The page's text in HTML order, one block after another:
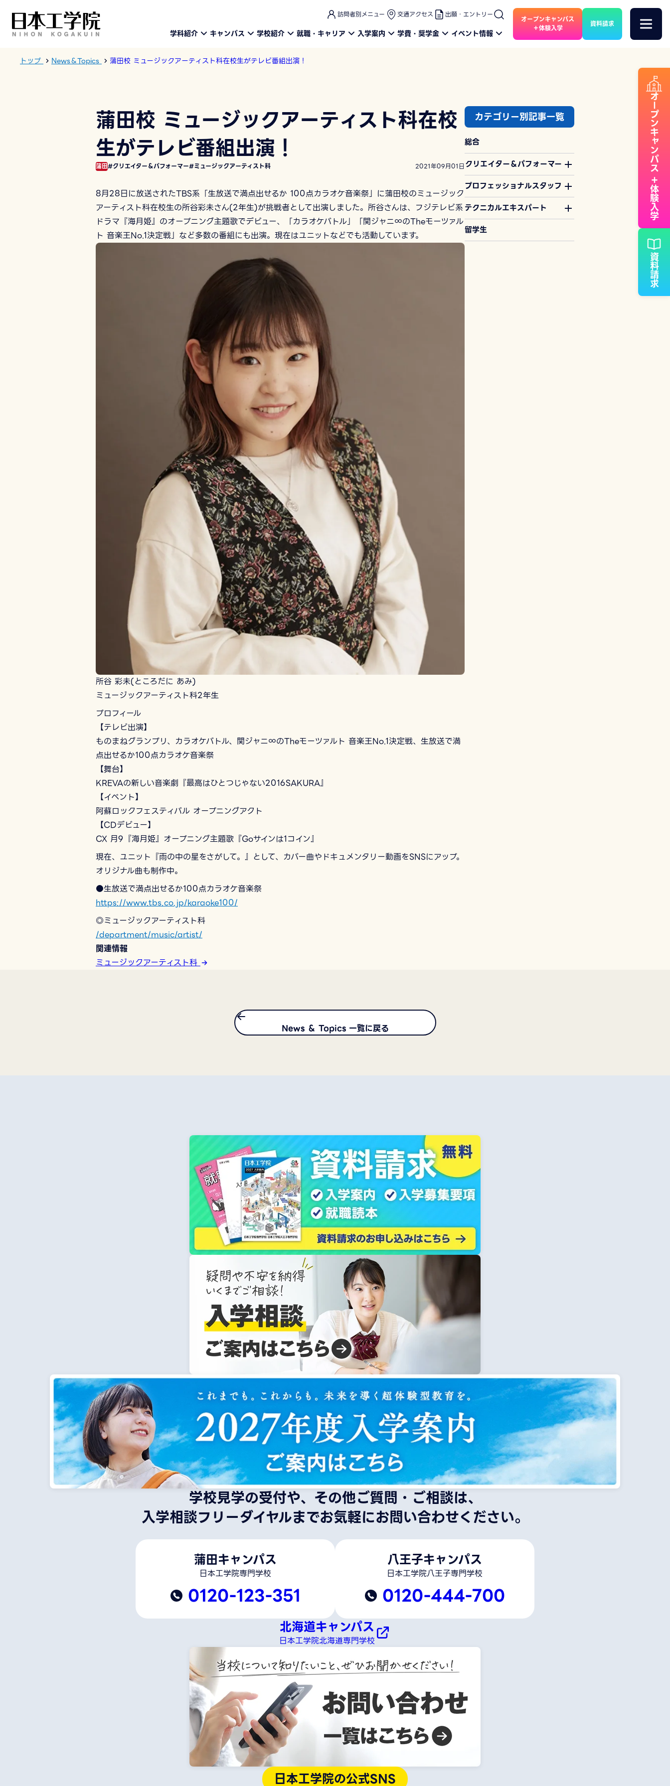
このページの本文へ
訪問者別メニュー 交通アクセス 出願・エントリー
学科紹介 キャンパス 学校紹介 就職・キャリア 入学案内 学費・奨学金 イベント情報
オープンキャンパス
＋体験入学
資料請求
トップ News＆Topics 蒲田校 ミュージックアーティスト科在校生がテレビ番組出演！
蒲田校 ミュージックアーティスト科在校
生がテレビ番組出演！
蒲田#クリエイター＆パフォーマー#ミュージックアーティスト科 2021年09月01日
8月28日に放送されたTBS系「生放送で満点出せるか 100点カラオケ音楽祭」に蒲田校のミュージック
アーティスト科在校生の所谷彩未さん(2年生)が挑戦者として出演しました。所谷さんは、フジテレビ系
ドラマ『海月姫』のオープニング主題歌でデビュー、「カラオケバトル」「関ジャニ∞のTheモーツァル
ト 音楽王No.1決定戦」など多数の番組にも出演。現在はユニットなどでも活動しています。
所谷 彩未(ところだに あみ)
ミュージックアーティスト科2年生
プロフィール
【テレビ出演】
ものまねグランプリ、カラオケバトル、関ジャニ∞のTheモーツァルト 音楽王No.1決定戦、生放送で満
点出せるか100点カラオケ音楽祭
【舞台】
KREVAの新しい音楽劇『最高はひとつじゃない2016SAKURA』
【イベント】
阿蘇ロックフェスティバル オープニングアクト
【CDデビュー】
CX 月9『海月姫』オープニング主題歌『Goサインは1コイン』
現在、ユニット『雨の中の星をさがして。』として、カバー曲やドキュメンタリー動画をSNSにアップ。
オリジナル曲も制作中。
●生放送で満点出せるか100点カラオケ音楽祭
https://www.tbs.co.jp/karaoke100/
◎ミュージックアーティスト科
/department/music/artist/
関連情報
ミュージックアーティスト科
カテゴリー別記事一覧
総合
クリエイター＆パフォーマー
プロフェッショナルスタッフ
テクニカルエキスパート
留学生
News ＆ Topics 一覧に戻る
オープンキャンパス
＋体験入学
資料請求
学校見学の受付や、その他ご質問・ご相談は、
入学相談フリーダイヤルまでお気軽にお問い合わせください。
蒲田キャンパス
日本工学院専門学校
0120-123-351
八王子キャンパス
日本工学院八王子専門学校
0120-444-700
北海道キャンパス
日本工学院北海道専門学校
日本工学院の公式SNS